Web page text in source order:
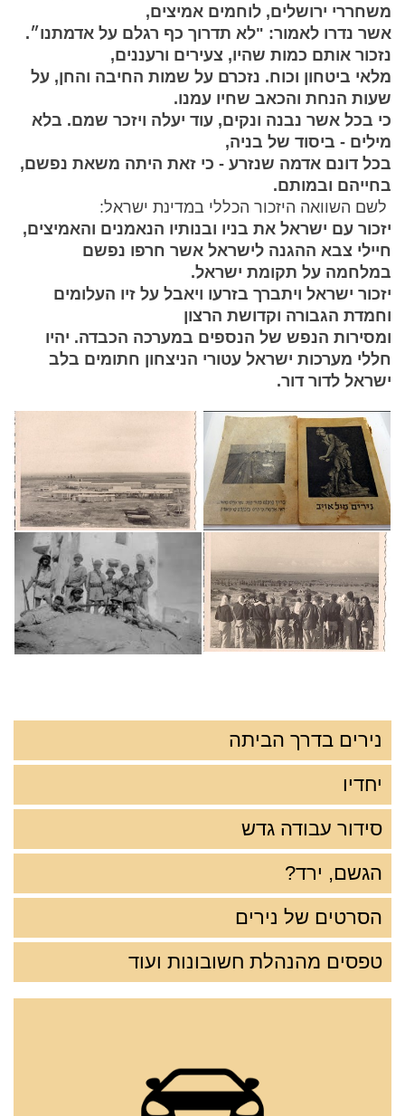
משחררי ירושלים, לוחמים אמיצים,
אשר נדרו לאמור: "לא תדרוך כף רגלם על אדמתנו״.
נזכור אותם כמות שהיו, צעירים ורעננים,
מלאי ביטחון וכוח. נזכרם על שמות החיבה והחן, על
שעות הנחת והכאב שחיו עמנו.
כי בכל אשר נבנה ונקים, עוד יעלה ויזכר שמם. בלא
מילים - ביסוד של בניה,
בכל דונם אדמה שנזרע - כי זאת היתה משאת נפשם,
בחייהם ובמותם.
לשם השוואה היזכור הכללי במדינת ישראל:
יזכור עם ישראל את בניו ובנותיו הנאמנים והאמיצים,
חיילי צבא ההגנה לישראל אשר חרפו נפשם
במלחמה על תקומת ישראל.
יזכור ישראל ויתברך בזרעו ויאבל על זיו העלומים
וחמדת הגבורה וקדושת הרצון
ומסירות הנפש של הנספים במערכה הכבדה. יהיו
חללי מערכות ישראל עטורי הניצחון חתומים בלב
ישראל לדור דור.
נירים בדרך הביתה
יחדיו
סידור עבודה גדש
הגשם, ירד?
הסרטים של נירים
טפסים מהנהלת חשובונות ועוד